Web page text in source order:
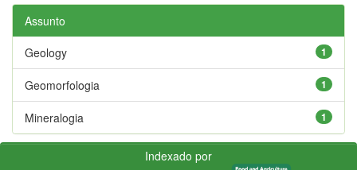
Assunto
1
Geology
1
Geomorfologia
1
Mineralogia
Indexado por